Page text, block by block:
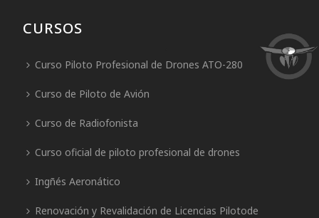
CURSOS
Curso Piloto Profesional de Drones ATO-280
Curso de Piloto de Avión
Curso de Radiofonista
Curso oficial de piloto profesional de drones
Ingñés Aeronático
Renovación y Revalidación de Licencias Pilotode